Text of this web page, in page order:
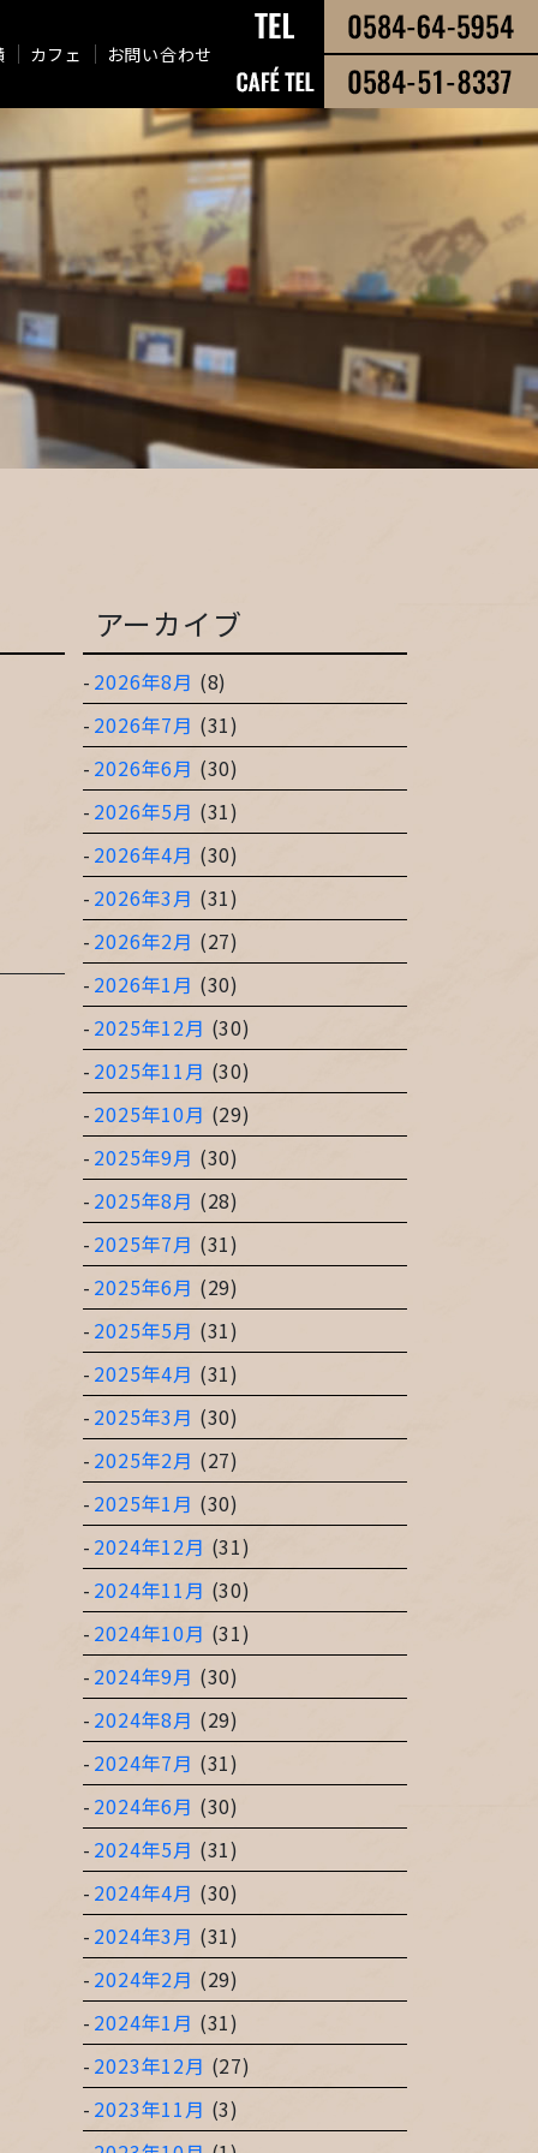
カフェ お問い合わせ
アーカイブ
2026年8月 (8)
2026年7月 (31)
2026年6月 (30)
2026年5月 (31)
2026年4月 (30)
2026年3月 (31)
2026年2月 (27)
2026年1月 (30)
2025年12月 (30)
2025年11月 (30)
2025年10月 (29)
2025年9月 (30)
2025年8月 (28)
2025年7月 (31)
2025年6月 (29)
2025年5月 (31)
2025年4月 (31)
2025年3月 (30)
2025年2月 (27)
2025年1月 (30)
2024年12月 (31)
2024年11月 (30)
2024年10月 (31)
2024年9月 (30)
2024年8月 (29)
2024年7月 (31)
2024年6月 (30)
2024年5月 (31)
2024年4月 (30)
2024年3月 (31)
2024年2月 (29)
2024年1月 (31)
2023年12月 (27)
2023年11月 (3)